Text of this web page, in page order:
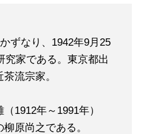
ずなり、1942年9月25
究家である。東京都出
流宗家。
1912年～1991年）
原尚之である。